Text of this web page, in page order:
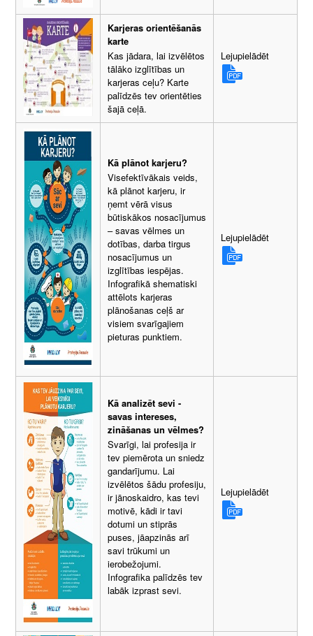
Karjeras orientēšanās
karte
Kas jādara, lai izvēlētos
tālāko izglītības un
karjeras ceļu? Karte
palīdzēs tev orientēties
šajā ceļā.
Lejupielādēt
Kā plānot karjeru?
Visefektīvākais veids,
kā plānot karjeru, ir
ņemt vērā visus
būtiskākos nosacījumus
– savas vēlmes un
dotības, darba tirgus
nosacījumus un
izglītības iespējas.
Infografikā shematiski
attēlots karjeras
plānošanas ceļš ar
visiem svarīgajiem
pieturas punktiem.
Lejupielādēt
Kā analizēt sevi -
savas intereses,
zināšanas un vēlmes?
Svarīgi, lai profesija ir
tev piemērota un sniedz
gandarījumu. Lai
izvēlētos šādu profesiju,
ir jānoskaidro, kas tevi
motivē, kādi ir tavi
dotumi un stiprās
puses, jāapzinās arī
savi trūkumi un
ierobežojumi.
Infografika palīdzēs tev
labāk izprast sevi.
Lejupielādēt